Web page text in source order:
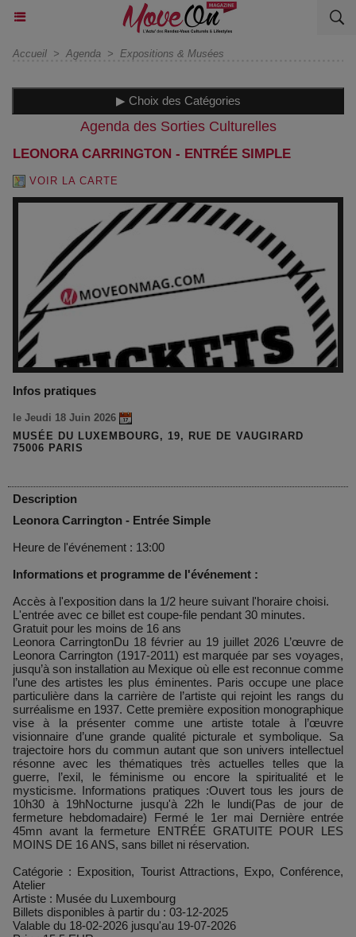
Accueil > Agenda > Expositions & Musées
▶ Choix des Catégories
Agenda des Sorties Culturelles
LEONORA CARRINGTON - ENTRÉE SIMPLE
VOIR LA CARTE
Infos pratiques
le Jeudi 18 Juin 2026
MUSÉE DU LUXEMBOURG, 19, RUE DE VAUGIRARD
75006 PARIS
Description
Leonora Carrington - Entrée Simple
Heure de l'événement : 13:00
Informations et programme de l'événement :
Accès à l'exposition dans la 1/2 heure suivant l'horaire choisi.
L'entrée avec ce billet est coupe-file pendant 30 minutes.
Gratuit pour les moins de 16 ans
Leonora CarringtonDu 18 février au 19 juillet 2026 L’œuvre de
Leonora Carrington (1917-2011) est marquée par ses voyages,
jusqu’à son installation au Mexique où elle est reconnue comme
l’une des artistes les plus éminentes. Paris occupe une place
particulière dans la carrière de l’artiste qui rejoint les rangs du
surréalisme en 1937. Cette première exposition monographique
vise à la présenter comme une artiste totale à l’œuvre
visionnaire d’une grande qualité picturale et symbolique. Sa
trajectoire hors du commun autant que son univers intellectuel
résonne avec les thématiques très actuelles telles que la
guerre, l’exil, le féminisme ou encore la spiritualité et le
mysticisme. Informations pratiques :Ouvert tous les jours de
10h30 à 19hNocturne jusqu'à 22h le lundi(Pas de jour de
fermeture hebdomadaire) Fermé le 1er mai Dernière entrée
45mn avant la fermeture ENTRÉE GRATUITE POUR LES
MOINS DE 16 ANS, sans billet ni réservation.
Catégorie : Exposition, Tourist Attractions, Expo, Conférence,
Atelier
Artiste : Musée du Luxembourg
Billets disponibles à partir du : 03-12-2025
Valable du 18-02-2026 jusqu'au 19-07-2026